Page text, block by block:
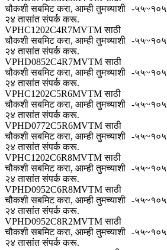
चौकशी सबमिट करा, आम्ही तुमच्याशी
२४ तासांत संपर्क करू.
-५५~१०५
VPHC1202C4R7MVTM साठी
चौकशी सबमिट करा, आम्ही तुमच्याशी
२४ तासांत संपर्क करू.
-५५~१०५
VPHD0852C4R7MVTM साठी
चौकशी सबमिट करा, आम्ही तुमच्याशी
२४ तासांत संपर्क करू.
-५५~१०५
VPHC1202C5R6MVTM साठी
चौकशी सबमिट करा, आम्ही तुमच्याशी
२४ तासांत संपर्क करू.
-५५~१०५
VPHD0772C5R6MVTM साठी
चौकशी सबमिट करा, आम्ही तुमच्याशी
२४ तासांत संपर्क करू.
-५५~१०५
VPHC1202C6R8MVTM साठी
चौकशी सबमिट करा, आम्ही तुमच्याशी
२४ तासांत संपर्क करू.
-५५~१०५
VPHD0952C6R8MVTM साठी
चौकशी सबमिट करा, आम्ही तुमच्याशी
२४ तासांत संपर्क करू.
-५५~१०५
VPHD0952C8R2MVTM साठी
चौकशी सबमिट करा, आम्ही तुमच्याशी
२४ तासांत संपर्क करू.
-५५~१०५